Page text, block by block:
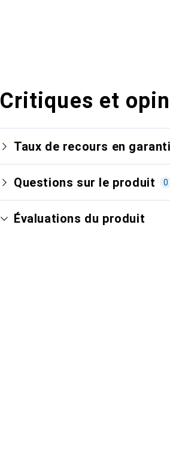
Critiques et
Taux de recours en
Questions sur le produit 0
Évaluations du produit